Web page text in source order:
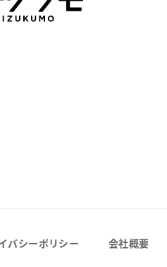
バシーポリシー 会社概要